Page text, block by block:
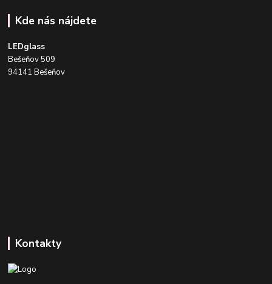
Kde nás nájdete
LEDglass
Bešeňov 509
94141 Bešeňov
Kontakty